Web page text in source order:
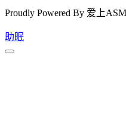
Proudly Powered By 爱上
助眠